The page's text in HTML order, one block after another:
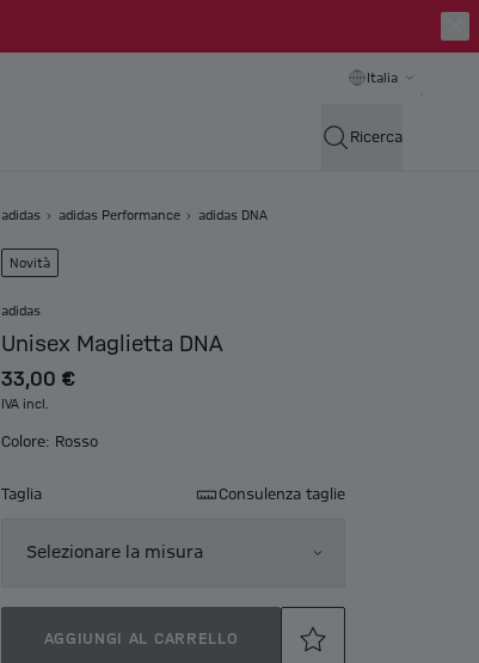
Italia
Ricerca
adidas adidas Performance adidas DNA
Novità
adidas
Unisex Maglietta DNA
33,00 €
IVA incl.
Colore: Rosso
Taglia Consulenza taglie
Selezionare la misura
AGGIUNGI AL CARRELLO